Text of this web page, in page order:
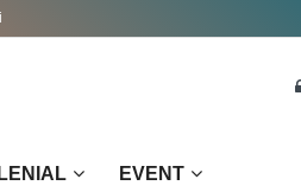
EVENT